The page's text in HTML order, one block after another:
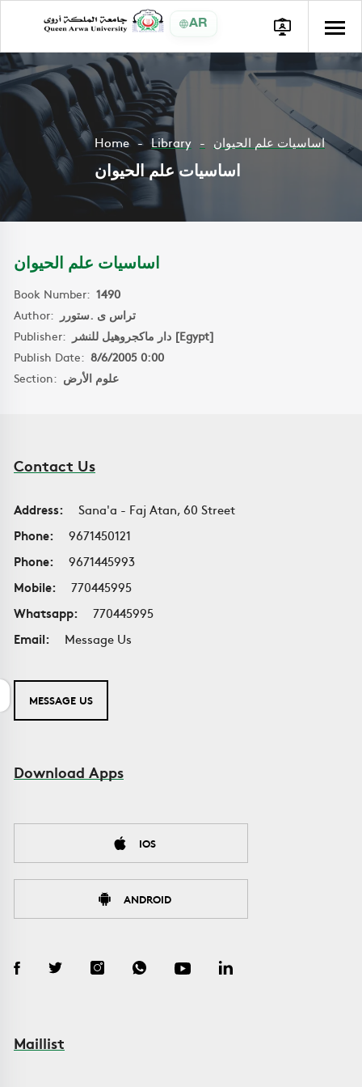
AR
Home Library اساسيات علم الحيوان
اساسيات علم الحيوان
اساسيات علم الحيوان
Book Number: 1490
Author: تراس ى .ستورر
Publisher:
دار ماكجروهيل للنشر [Egypt]
Publish Date: 8/6/2005 0:00
Section: علوم الأرض
Contact Us
Address:
Sana'a - Faj Atan, 60 Street
Phone:
9671450121
Phone:
9671445993
Mobile:
770445995
Whatsapp:
770445995
Email:
Message Us
MESSAGE US
Download Apps
IOS
ANDROID
Maillist